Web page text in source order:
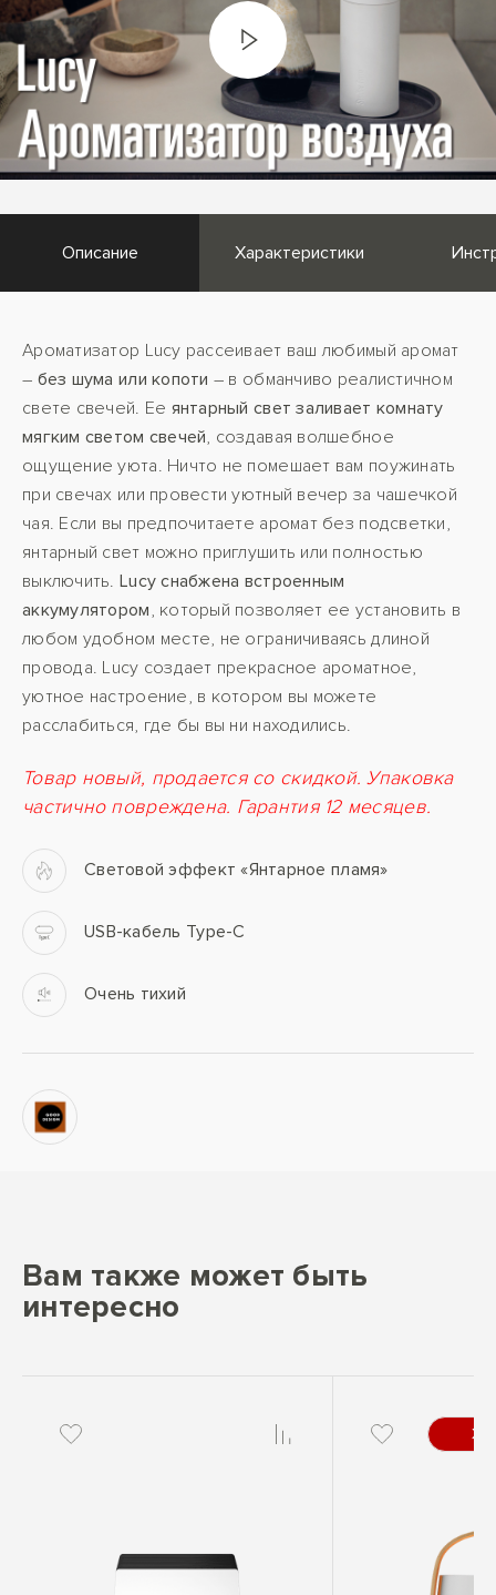
Описание Характеристики
Ароматизатор Lucy рассеивает ваш любимый аромат
– без шума или копоти – в обманчиво реалистичном
свете свечей. Ее янтарный свет заливает комнату
мягким светом свечей, создавая волшебное
ощущение уюта. Ничто не помешает вам поужинать
при свечах или провести уютный вечер за чашечкой
чая. Если вы предпочитаете аромат без подсветки,
янтарный свет можно приглушить или полностью
выключить. Lucy снабжена встроенным
аккумулятором, который позволяет ее установить в
любом удобном месте, не ограничиваясь длиной
провода. Lucy создает прекрасное ароматное,
уютное настроение, в котором вы можете
расслабиться, где бы вы ни находились.
Товар новый, продается со скидкой. Упаковка
частично повреждена. Гарантия 12 месяцев.
Световой эффект «Янтарное пламя»
USB-кабель Type-C
Очень тихий
Вам также может быть
интересно